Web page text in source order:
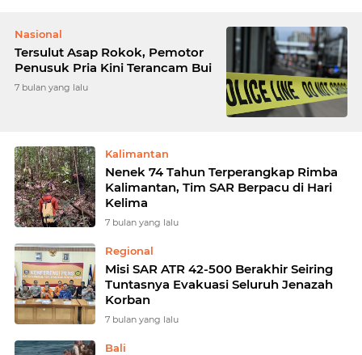
Nasional
Tersulut Asap Rokok, Pemotor
Penusuk Pria Kini Terancam Bui
7 bulan yang lalu
Kalimantan
Nenek 74 Tahun Terperangkap Rimba
Kalimantan, Tim SAR Berpacu di Hari
Kelima
7 bulan yang lalu
Regional
Misi SAR ATR 42-500 Berakhir Seiring
Tuntasnya Evakuasi Seluruh Jenazah
Korban
7 bulan yang lalu
Bali